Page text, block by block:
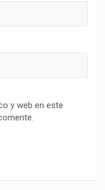
y web en este